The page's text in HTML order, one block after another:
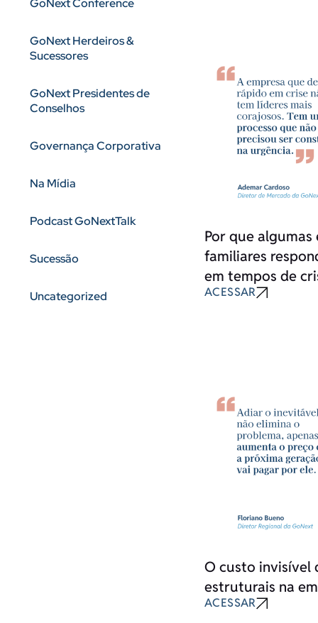
GoNext Conference
GoNext Herdeiros &
Sucessores
GoNext Presidentes de
Conselhos
Governança Corporativa
Na Mídia
Podcast GoNextTalk
Sucessão
Uncategorized
Por que algumas
familiares
em tempos de
ACESSAR
O custo invisível
estruturais na
ACESSAR